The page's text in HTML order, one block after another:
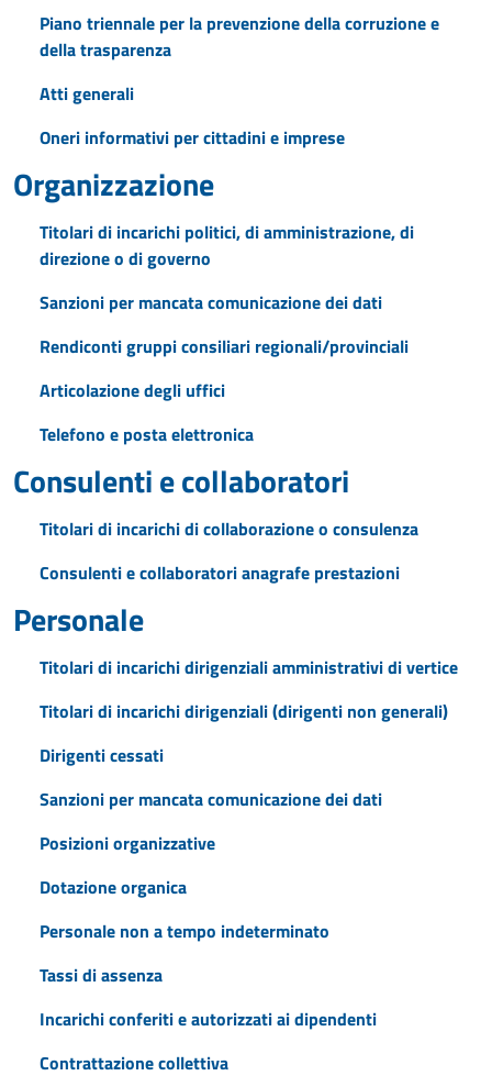
Piano triennale per la prevenzione della corruzione e
della trasparenza
Atti generali
Oneri informativi per cittadini e imprese
Organizzazione
Titolari di incarichi politici, di amministrazione, di
direzione o di governo
Sanzioni per mancata comunicazione dei dati
Rendiconti gruppi consiliari regionali/provinciali
Articolazione degli uffici
Telefono e posta elettronica
Consulenti e collaboratori
Titolari di incarichi di collaborazione o consulenza
Consulenti e collaboratori anagrafe prestazioni
Personale
Titolari di incarichi dirigenziali amministrativi di vertice
Titolari di incarichi dirigenziali (dirigenti non generali)
Dirigenti cessati
Sanzioni per mancata comunicazione dei dati
Posizioni organizzative
Dotazione organica
Personale non a tempo indeterminato
Tassi di assenza
Incarichi conferiti e autorizzati ai dipendenti
Contrattazione collettiva